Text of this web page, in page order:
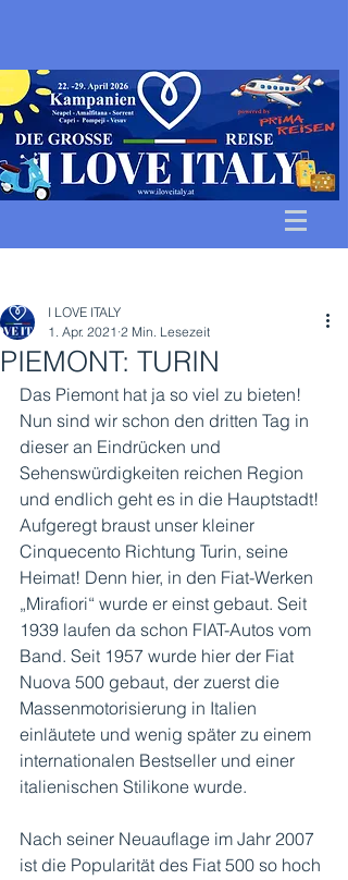
PIEMONT: TURIN
I LOVE ITALY
1. Apr. 2021 2 Min. Lesezeit
Das Piemont hat ja so viel zu bieten!
Nun sind wir schon den dritten Tag in
dieser an Eindrücken und
Sehenswürdigkeiten reichen Region
und endlich geht es in die Hauptstadt!
Aufgeregt braust unser kleiner
Cinquecento Richtung Turin, seine
Heimat! Denn hier, in den Fiat-Werken
„Mirafiori“ wurde er einst gebaut. Seit
1939 laufen da schon FIAT-Autos vom
Band. Seit 1957 wurde hier der Fiat
Nuova 500 gebaut, der zuerst die
Massenmotorisierung in Italien
einläutete und wenig später zu einem
internationalen Bestseller und einer
italienischen Stilikone wurde.
Nach seiner Neuauflage im Jahr 2007
ist die Popularität des Fiat 500 so hoch